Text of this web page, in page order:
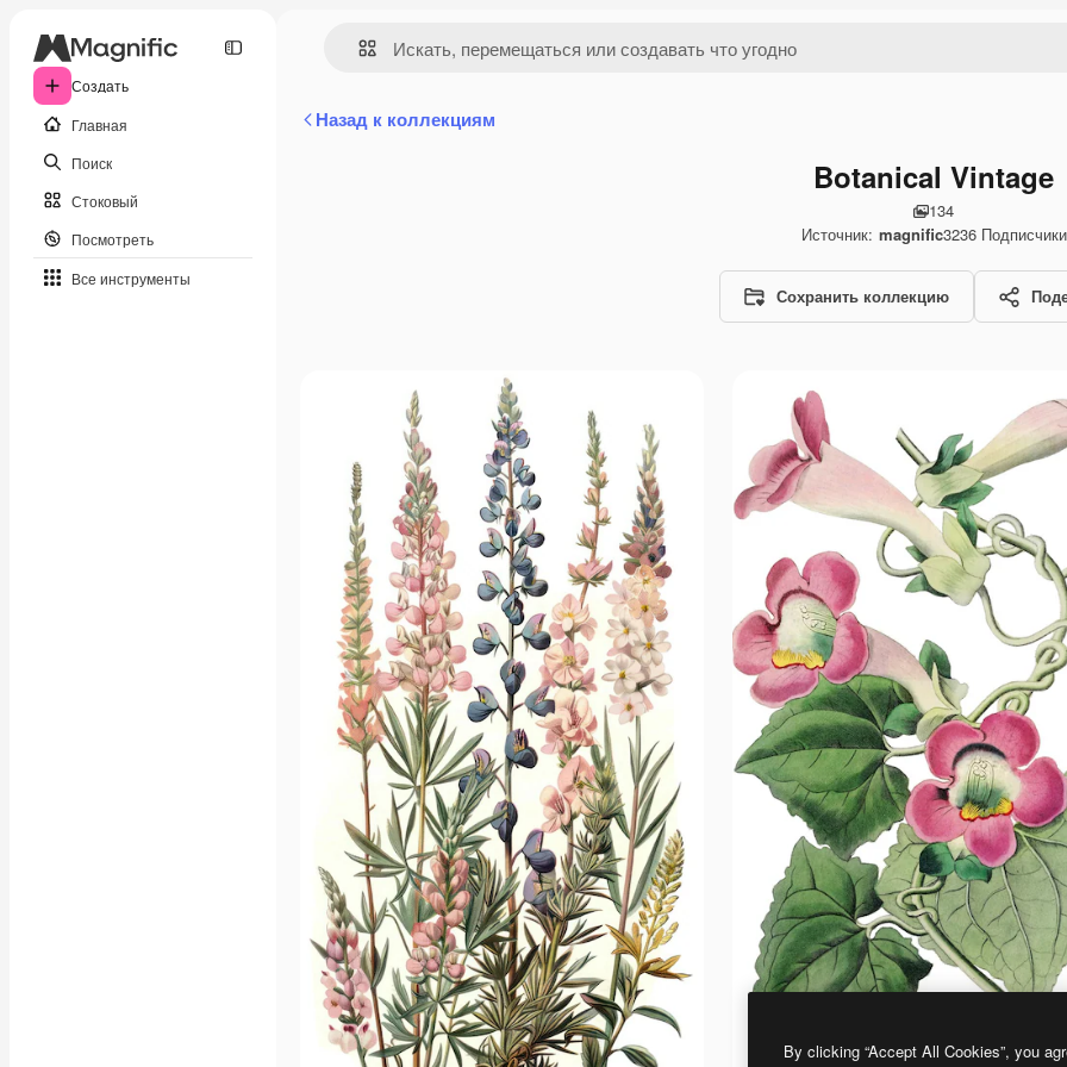
Создать
Главная
Поиск
Стоковый
Посмотреть
Все инструменты
Назад к коллекциям
Botanical Vintage
134
Источник: magnific3236 Подписчики
Сохранить коллекцию
By clicking “Accept All Cookies”, you